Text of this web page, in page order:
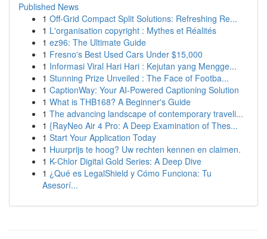
Published News
1 Off-Grid Compact Split Solutions: Refreshing Re...
1 L'organisation copyright : Mythes et Réalités
1 ez96: The Ultimate Guide
1 Fresno's Best Used Cars Under $15,000
1 Informasi Viral Hari Hari : Kejutan yang Mengge...
1 Stunning Prize Unveiled : The Face of Footba...
1 CaptionWay: Your AI-Powered Captioning Solution
1 What is THB168? A Beginner's Guide
1 The advancing landscape of contemporary traveli...
1 {RayNeo Air 4 Pro: A Deep Examination of Thes...
1 Start Your Application Today
1 Huurprijs te hoog? Uw rechten kennen en claimen.
1 K-Chlor Digital Gold Series: A Deep Dive
1 ¿Qué es LegalShield y Cómo Funciona: Tu
Asesorí...